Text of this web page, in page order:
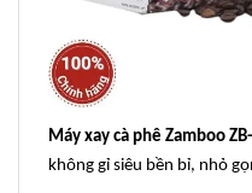
Máy xay cà phê Zamboo
không gỉ siêu bền bỉ, nhỏ